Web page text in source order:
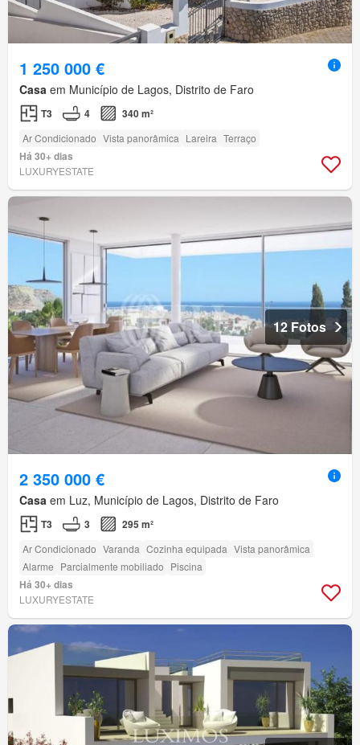
1 250 000 €
Casa em Município de Lagos, Distrito de Faro
T3 4 340 m²
Ar Condicionado Vista panorâmica Lareira Terraço
Há 30+ dias
LUXURYESTATE
12 Fotos
2 350 000 €
Casa em Luz, Município de Lagos, Distrito de Faro
T3 3 295 m²
Ar Condicionado Varanda Cozinha equipada Vista panorâmica
Alarme Parcialmente mobiliado Piscina
Há 30+ dias
LUXURYESTATE